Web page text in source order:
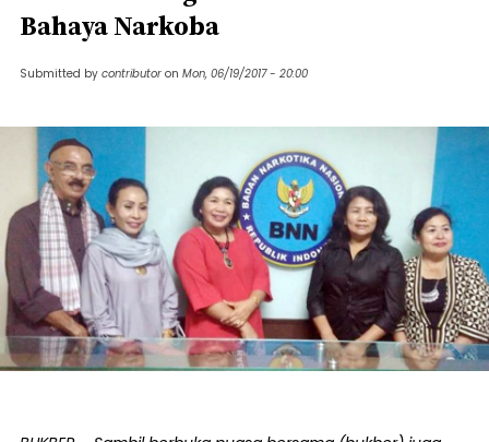
Bahaya Narkoba
Submitted by contributor on Mon, 06/19/2017 - 20:00